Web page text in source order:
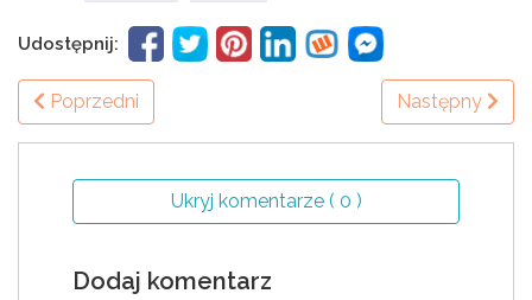
Udostępnij:
Poprzedni Następny
Ukryj komentarze ( 0 )
Dodaj komentarz